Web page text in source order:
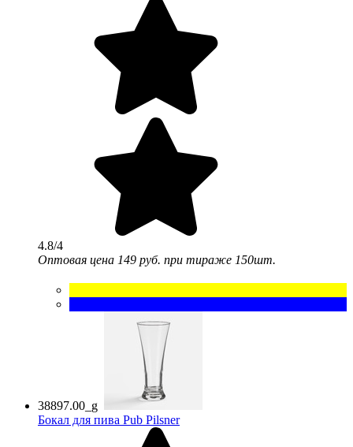
4.8/4
Оптовая цена 149 руб. при тираже 150шт.
38897.00_g
Бокал для пива Pub Pilsner